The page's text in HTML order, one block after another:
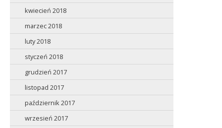
kwiecień 2018
marzec 2018
luty 2018
styczeń 2018
grudzień 2017
listopad 2017
październik 2017
wrzesień 2017